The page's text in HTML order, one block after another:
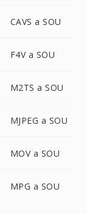
CAVS a SOU
F4V a SOU
M2TS a SOU
MJPEG a SOU
MOV a SOU
MPG a SOU